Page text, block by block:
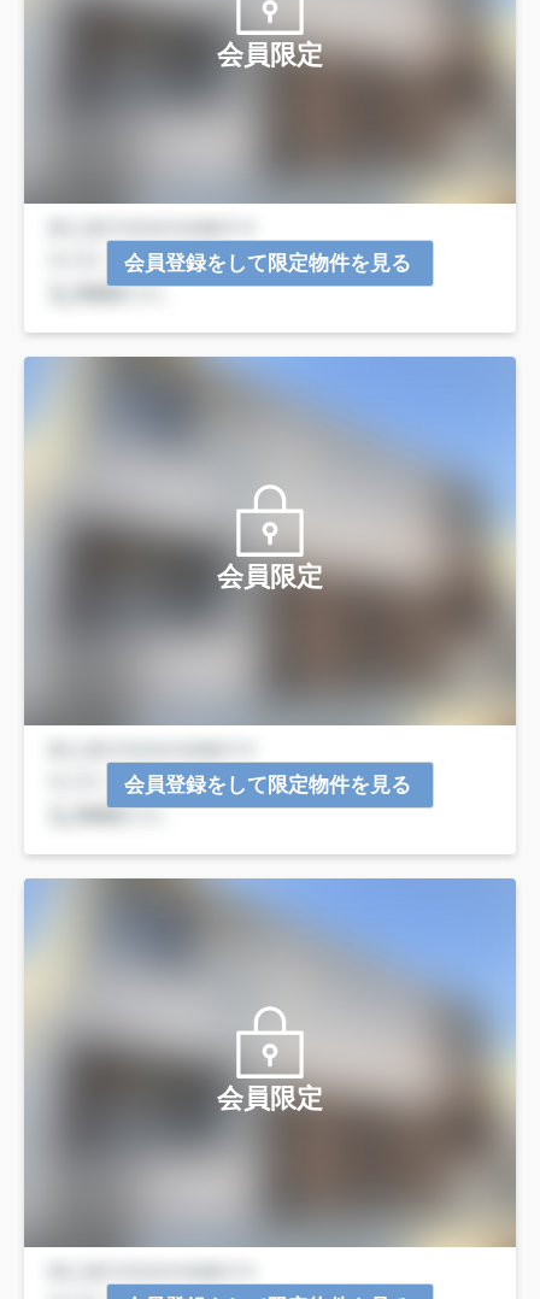
会員限定
会員登録をして限定物件を見る
会員限定
会員登録をして限定物件を見る
会員限定